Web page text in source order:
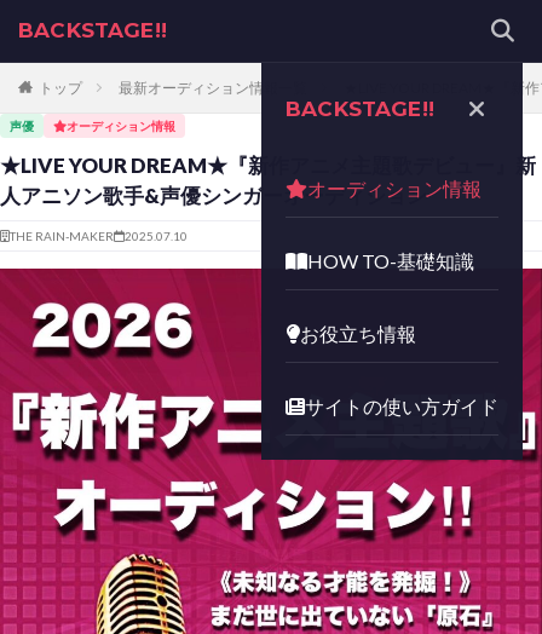
BACKSTAGE!!
BACKSTAGE!!
オーディション情報
HOW TO-基礎知識
お役立ち情報
サイトの使い方ガイド
トップ 最新オーディション情報一覧 ★LIVE YOUR DREAM★『新
声優 オーディション情報
★LIVE YOUR DREAM★『新作アニメ主題歌デビュー』新
人アニソン歌手&声優シンガーオーディション
THE RAIN-MAKER 2025.07.10